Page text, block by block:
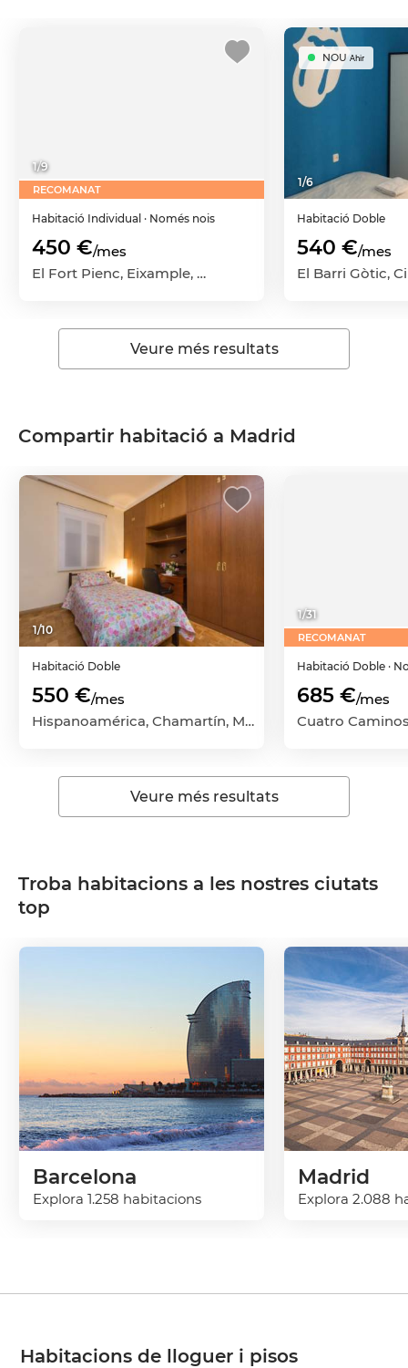
1/9
RECOMANAT
Habitació Individual · Només nois
450 €/mes
El Fort Pienc, Eixample, Barcelona Capital, Barcelona
1/6
NOUAhir
Habitació Doble
540 €/mes
Veure més resultats
Compartir habitació a Madrid
1/10
Habitació Doble
550 €/mes
Hispanoamérica, Chamartín, Madrid Capital, Madrid
1/31
RECOMANAT
Habitació Doble ·
685 €/mes
Veure més resultats
Troba habitacions a les nostres ciutats
top
Barcelona
Explora 1.258 habitacions
Madrid
Explora 2.088
Habitacions de lloguer i pisos